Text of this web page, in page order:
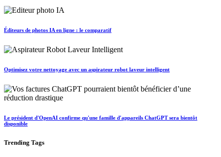
Éditeurs de photos IA en ligne : le comparatif
Optimisez votre nettoyage avec un aspirateur robot laveur intelligent
Le président d'OpenAI confirme qu'une famille d'appareils ChatGPT sera bientôt
disponible
Trending Tags